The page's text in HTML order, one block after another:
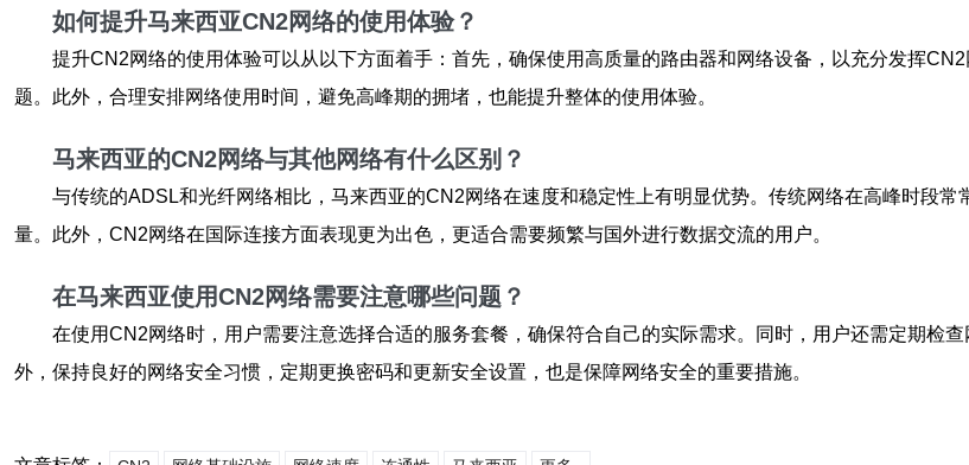
如何提升马来西亚CN2网络的使用体验？
提升CN2网络的使用体验可以从以下方面着手：首先，确保使用高质量的路由器和网络设备，以充分发挥
题。此外，合理安排网络使用时间，避免高峰期的拥堵，也能提升整体的使用体验。
马来西亚的CN2网络与其他网络有什么区别？
与传统的ADSL和光纤网络相比，马来西亚的CN2网络在速度和稳定性上有明显优势。传统网络在高峰时段
量。此外，CN2网络在国际连接方面表现更为出色，更适合需要频繁与国外进行数据交流的用户。
在马来西亚使用CN2网络需要注意哪些问题？
在使用CN2网络时，用户需要注意选择合适的服务套餐，确保符合自己的实际需求。同时，用户还需定期检
外，保持良好的网络安全习惯，定期更换密码和更新安全设置，也是保障网络安全的重要措施。